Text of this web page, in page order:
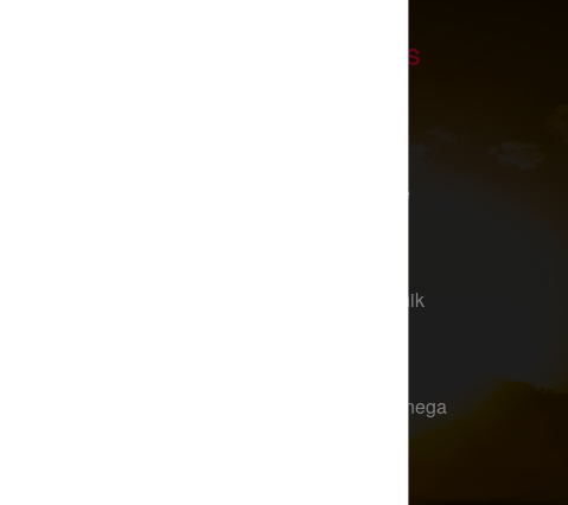
FOOTER LINKS
Stiskalnice za bale
Sprednji nakladalnik
Iskanje pooblaščenega